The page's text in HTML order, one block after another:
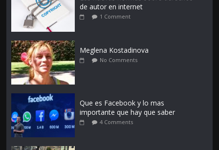
de autor en internet
1 Comment
Meglena Kostadinova
No Comments
Que es Facebook y lo mas
importante que hay que saber
4 Comments